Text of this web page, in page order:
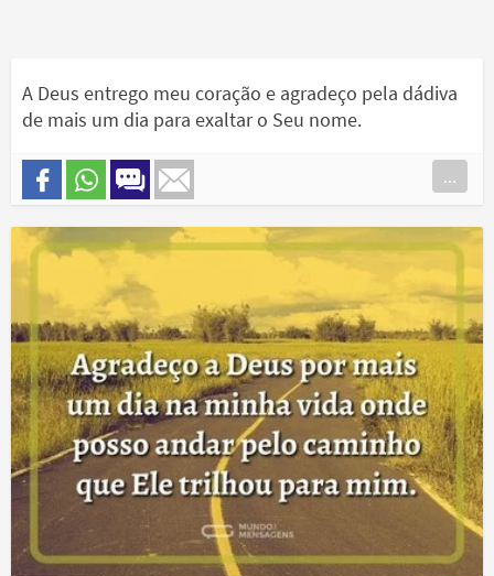
A Deus entrego meu coração e agradeço pela dádiva
de mais um dia para exaltar o Seu nome.
...